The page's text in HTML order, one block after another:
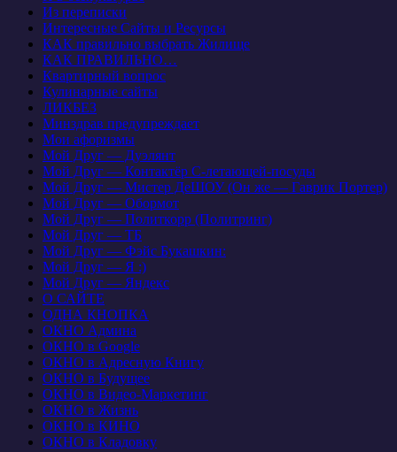
Из переписки
Интересные Сайты и Ресурсы
КАК правильно выбрать Жилище
КАК ПРАВИЛЬНО…
Квартирный вопрос
Кулинарные сайты
ЛИКБЕЗ
Минздрав предупреждает
Мои афоризмы
Мой Друг — Дуэлянт
Мой Друг — Контактёр С-летающей-посуды
Мой Друг — Мистер ДеШОУ (Он же — Гаврик Портер)
Мой Друг — Обормот
Мой Друг — Политкорр (Политринг)
Мой Друг — ТБ
Мой Друг — Фэйс Букашкин:
Мой Друг — Я :)
Мой Друг — Яндекс
О САЙТЕ
ОДНА КНОПКА
ОКНО Админа
ОКНО в Google
ОКНО в Адресную Книгу
ОКНО в Будущее
ОКНО в Видео-Маркетинг
ОКНО в Жизнь
ОКНО в КИНО
ОКНО в Кладовку